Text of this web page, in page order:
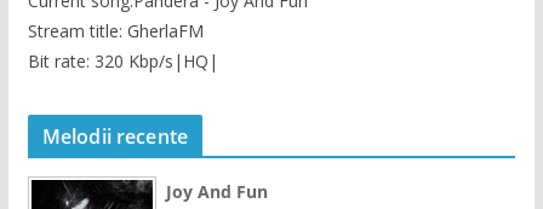
Stream title: GherlaFM
Bit rate: 320 Kbp/s|HQ|
Melodii recente
Joy And Fun